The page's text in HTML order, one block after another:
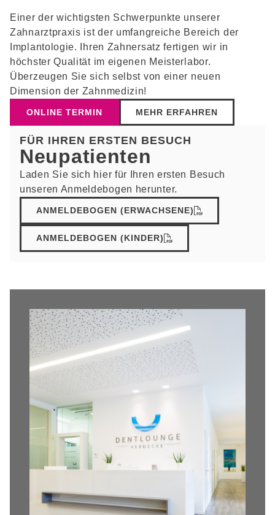
Einer der wichtigsten Schwerpunkte unserer
Zahnarztpraxis ist der umfangreiche Bereich der
Implantologie. Ihren Zahnersatz fertigen wir in
höchster Qualität im eigenen Meisterlabor.
Überzeugen Sie sich selbst von einer neuen
Dimension der Zahnmedizin!
ONLINE TERMIN MEHR ERFAHREN
FÜR IHREN ERSTEN BESUCH
Neupatienten
Laden Sie sich hier für Ihren ersten Besuch
unseren Anmeldebogen herunter.
ANMELDEBOGEN (ERWACHSENE)
ANMELDEBOGEN (KINDER)